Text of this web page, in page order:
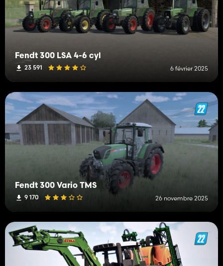
Fendt 300 LSA 4-6 cyl
23 591 6 février 2025
Fendt 300 Vario TMS
9 170 26 novembre 2025